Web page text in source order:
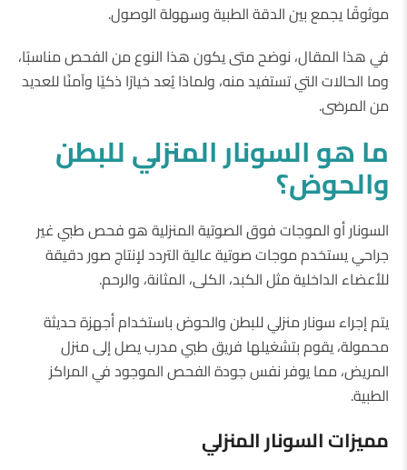
موثوقًا يجمع بين الدقة الطبية وسهولة الوصول.
في هذا المقال، نوضح متى يكون هذا النوع من الفحص مناسبًا،
وما الحالات التي تستفيد منه، ولماذا يُعد خيارًا ذكيًا وآمنًا للعديد
من المرضى.
ماهوالسونارالمنزليللبطن
والحوض؟
السونار أو الموجات فوق الصوتية المنزلية هو فحص طبي غير
جراحي يستخدم موجات صوتية عالية التردد لإنتاج صور دقيقة
للأعضاء الداخلية مثل الكبد، الكلى، المثانة، والرحم.
يتم إجراء سونار منزلي للبطن والحوض باستخدام أجهزة حديثة
محمولة، يقوم بتشغيلها فريق طبي مدرب يصل إلى منزل
المريض، مما يوفر نفس جودة الفحص الموجود في المراكز
الطبية.
مميزاتالسونارالمنزلي